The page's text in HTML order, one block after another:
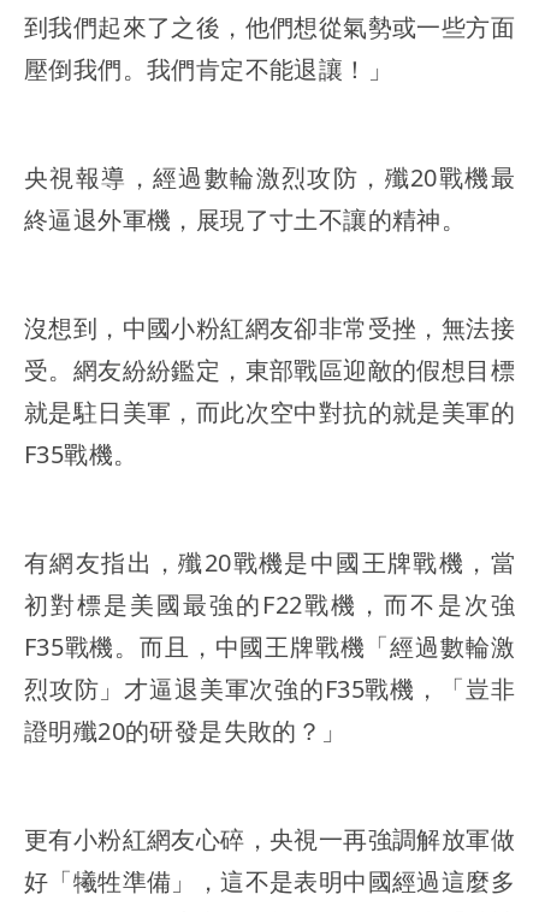
到我們起來了之後，他們想從氣勢或一些方面
壓倒我們。我們肯定不能退讓！」
央視報導，經過數輪激烈攻防，殲20戰機最
終逼退外軍機，展現了寸土不讓的精神。
沒想到，中國小粉紅網友卻非常受挫，無法接
受。網友紛紛鑑定，東部戰區迎敵的假想目標
就是駐日美軍，而此次空中對抗的就是美軍的
F35戰機。
有網友指出，殲20戰機是中國王牌戰機，當
初對標是美國最強的F22戰機，而不是次強
F35戰機。而且，中國王牌戰機「經過數輪激
烈攻防」才逼退美軍次強的F35戰機，「豈非
證明殲20的研發是失敗的？」
更有小粉紅網友心碎，央視一再強調解放軍做
好「犧牲準備」，這不是表明中國經過這麼多